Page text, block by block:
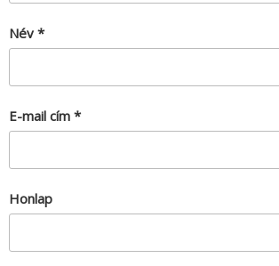
Név *
E-mail cím *
Honlap